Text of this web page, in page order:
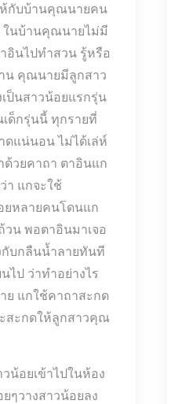
ห้กับบ้านคุณนายคน
ในบ้านคุณนายไม่มี
อินไปทำสวน รู้หรือ
น คุณนายมีลูกสาว
ป็นสาวน้อยแรกรุ่น
ด็กรุ่นนี้ ทุกรายที่
ดแน่นอน ไม่ได้เล่ห์
ด้วยคาถา ตาอินแก
า แกจะใช้
ยหลายคนโดนแก
น พอตาอินมาเจอ
บกลืนน้ำลายทันที
ไป ว่าทำอย่างไร
ย แกใช้คาถาสะกด
สะกดให้ลูกสาวคุณ
น้อยเข้าไปในห้อง
ๆวางสาวน้อยลง